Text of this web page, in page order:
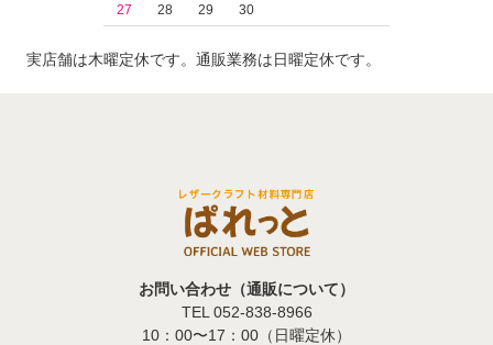
27
28 29 30
実店舗は木曜定休です。通販業務は日曜定休です。
お問い合わせ（通販について）
TEL 052-838-8966
10：00〜17：00（日曜定休）